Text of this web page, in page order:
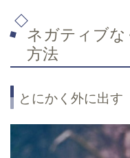
ネガティブな
方法
とにかく外に出す